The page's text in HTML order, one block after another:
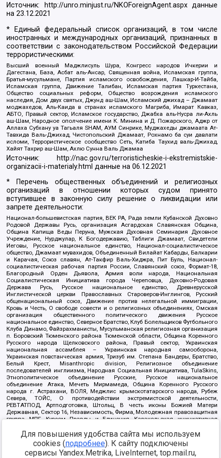
Источник: http://unro.minjust.ru/NKOForeignAgent.aspxданные
на23.12.2021
* Единый федеральный список организаций, в том числе
иностранных и международных организаций, признанных в
соответствии с законодательством Российской Федерации
террористическими:
Высший военный Маджлисуль Шура, Конгресс народов Ичкерии и
Дагестана, База, Асбат аль-Ансар, Священная война, Исламская группа,
Братья-мусульмане, Партия исламского освобождения, Лашкар-И-Тайба,
Исламская группа, Движение Талибан, Исламская партия Туркестана,
Общество социальных реформ, Общество возрождения исламского
наследия, Дом двух святых, Джунд аш-Шам, Исламский джихад – Джамаат
моджахедов, Аль-Каида в странах исламского Магриба, Имарат Кавказ,
АБТО, Правый сектор, Исламское государство, Джабха аль-Нусра ли-Ахль
аш-Шам, Народное ополчение имени К. Минина и Д. Пожарского, Аджр от
Аллаха Субхану уа Тагьаля SHAM, АУМ Синрике, Муджахеды джамаата Ат-
Тавхида Валь-Джихад, Чистопольский Джамаат, Рохнамо ба суи давлати
исломи, Террористическое сообщество Сеть, Катиба Таухид валь-Джихад,
Хайят Тахрир аш-Шам, Ахлю Сунна Валь Джамаа
Источник:
http://nac.gov.ru/terroristicheskie-i-ekstremistskie-
organizacii-i-materialy.html данные на06.12.2021
* Перечень общественных объединений и религиозных
организаций в отношении которых судом принято
вступившее в законную силу решение о ликвидации или
запрете деятельности:
Национал-большевистская партия, ВЕК РА, Рада земли Кубанской Духовно
Родовой Державы Русь, организация Асгардская Славянская Община,
Община Капища Веды Перуна, Мужская Духовная Семинария Духовное
Учреждение, Нурджулар, К Богодержавию, Таблиги Джамаат, Свидетели
Иеговы, Русское национальное единство, Национал-социалистическое
общество, Джамаат мувахидов, Объединенный Вилайат Кабарды, Балкарии
и Карачая, Союз славян, Ат-Такфир Валь-Хиджра, Пит Буль, Национал-
социалистическая рабочая партия России, Славянский союз, Формат-18,
Благородный Орден Дьявола, Армия воли народа, Национальная
Социалистическая Инициатива города Череповца, Духовно-Родовая
Держава Русь, Русское национальное единство, Древнерусской
Инглистической церкви Православных Староверов-Инглингов, Русский
общенациональный союз, Движение против нелегальной иммиграции,
Кровь и Честь, О свободе совести и о религиозных объединениях, Омская
организация общественного политического движения Русское
национальное единство, Северное Братство, Клуб Болельщиков Футбольного
Клуба Динамо, Файзрахманисты, Мусульманская религиозная организация
п. Боровский Тюменского района Тюменской области, Община Коренного
Русского народа Щелковского района, Правый сектор, Украинская
национальная ассамблея – Украинская народная самооборона,
Украинская повстанческая армия, Тризуб им. Степана Бандеры, Братство,
Белый Крест, Misanthropic division, Религиозное объединение
последователей инглиизма, Народная Социальная Инициатива, TulaSkins,
Этнополитическое объединение Русские, Русское национальное
объединение Атака, Мечеть Мирмамеда, Община Коренного Русского
народа г. Астрахани, ВОЛЯ, Меджлис крымскотатарского народа, Рубеж
Севера, ТОЙС, О противодействии экстремистской деятельности,
РЕВТАТПОД, Артподготовка, Штольц, В честь иконы Божией Матери
Державная, Сектор 16, Независимость, Фирма, Молодежная правозащитная
группа МПГ, Курсом Правды и Единения, Каракольская инициативная
Благотворительный пансионат Ак Умут, Русская республика Русь,
Арестантское уголовное единство, Башкорт, Нация и свобода, W.H.С., Фалунь
Дафа, Иртыш Ultras, Русский Патриотический клуб-Новокузнецк/РПК,
Сибирский державный союз, Фонд борьбы с коррупцией, Фонд защиты прав
Для повышения удобства сайта мы используем
cookies (подробнее). К сайту подключены
сервисы Yandex.Metrika, LiveInternet, top.mail.ru,